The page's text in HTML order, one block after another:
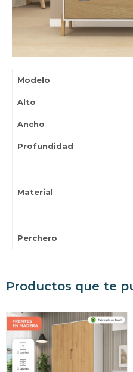
Modelo
Alto
Ancho
Profundidad
Material
Perchero
Productos que te